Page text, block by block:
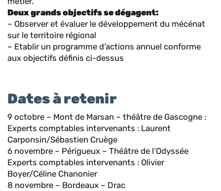
Deux grands objectifs se dégagent:
– Observer et évaluer le développement du mécénat
sur le territoire régional
– Etablir un programme d’actions annuel conforme
aux objectifs définis ci-dessus
Dates à retenir
9 octobre – Mont de Marsan – théâtre de Gascogne :
Experts comptables intervenants : Laurent
Carponsin/Sébastien Cruège
6 novembre – Périgueux – Théâtre de l’Odyssée
Experts comptables intervenants : Olivier
Boyer/Céline Chanonier
8 novembre – Bordeaux – Drac